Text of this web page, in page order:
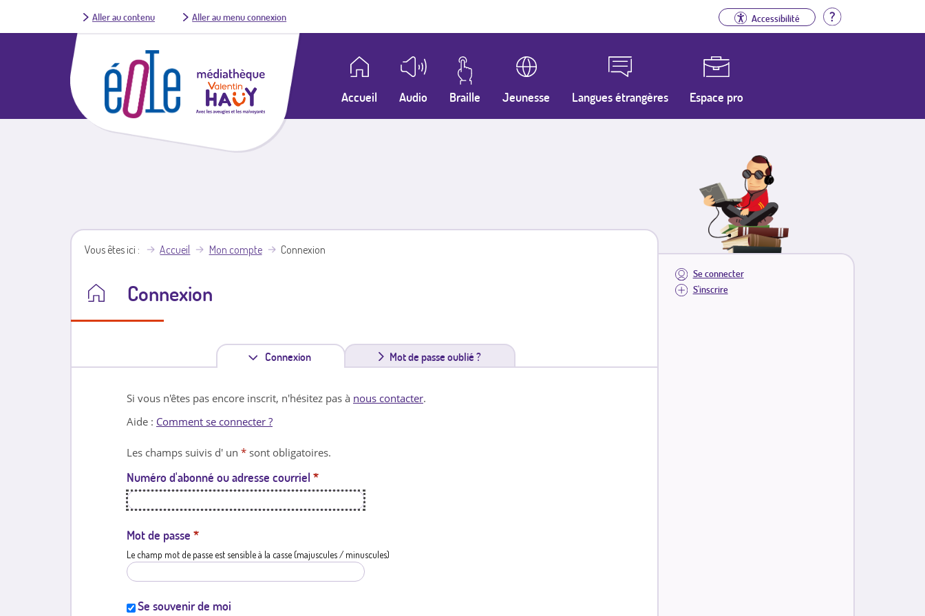
Aller au contenu Aller au menu connexion Accessibilité Aide
Accueil Audio Braille Jeunesse Langues étrangères Espace pro
Se connecter
S'inscrire
Vous êtes ici Accueil Mon compte Connexion
Connexion
Connexion
n
l
e
Mot de passe oublié ?
Si vous n'êtes pas encore inscrit, n'hésitez pas à nous contacter.
Aide : Comment se connecter ?
Les champs suivis d' un * sont obligatoires.
Numéro d'abonné ou adresse courriel *
Mot de passe *
Le champ mot de passe est sensible à la casse (majuscules / minuscules)
Se souvenir de moi